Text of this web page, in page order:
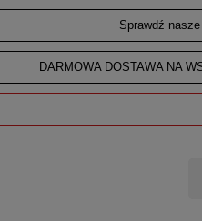
Sprawdź
DARMOWA DOSTAWA NA